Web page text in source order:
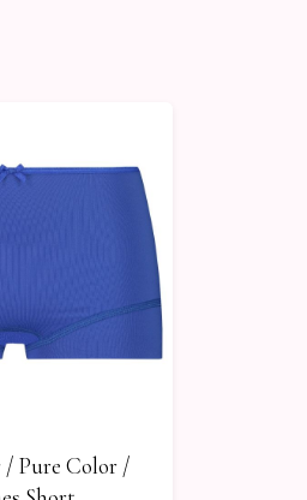
/ Pure Color /